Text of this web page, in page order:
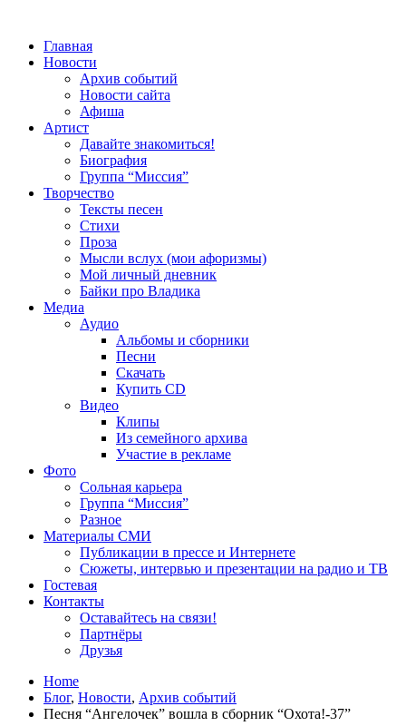
Главная
Новости
Архив событий
Новости сайта
Афиша
Артист
Давайте знакомиться!
Биография
Группа “Миссия”
Творчество
Тексты песен
Стихи
Проза
Мысли вслух (мои афоризмы)
Мой личный дневник
Байки про Владика
Медиа
Аудио
Альбомы и сборники
Песни
Скачать
Купить CD
Видео
Клипы
Из семейного архива
Участие в рекламе
Фото
Сольная карьера
Группа “Миссия”
Разное
Материалы СМИ
Публикации в прессе и Интернете
Сюжеты, интервью и презентации на радио и ТВ
Гостевая
Контакты
Оставайтесь на связи!
Партнёры
Друзья
Home
Блог, Новости, Архив событий
Песня “Ангелочек” вошла в сборник “Охота!-37”